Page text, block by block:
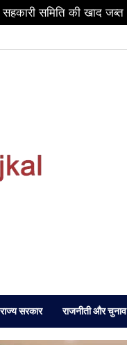
सहकारी समिति की खाद जब्त
राज्य सरकार राजनीती और चुनाव